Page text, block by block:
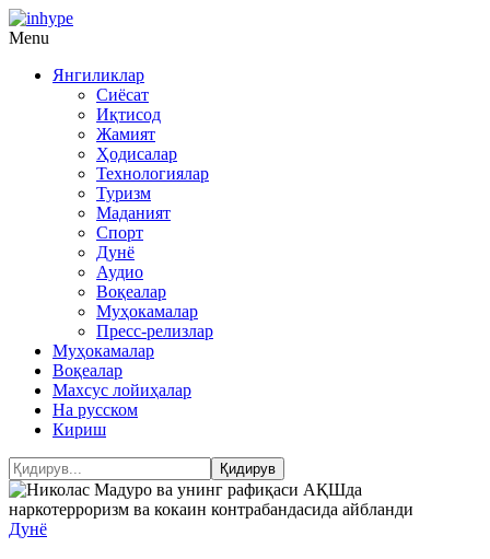
Menu
Янгиликлар
Сиёсат
Иқтисод
Жамият
Ҳодисалар
Технологиялар
Туризм
Маданият
Спорт
Дунё
Аудио
Воқеалар
Муҳокамалар
Пресс-релизлар
Муҳокамалар
Воқеалар
Махсус лойиҳалар
На русском
Кириш
Дунё